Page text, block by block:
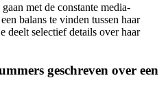
met de constante media-
balans te vinden tussen haar
deelt selectief details over haar
geschreven over een